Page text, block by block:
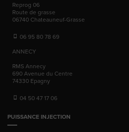
Reprog 06
Route de grasse
06740 Chateauneuf-Grasse
06 95 80 78 69
ANNECY
RMS Annecy
690 Avenue du Centre
74330 Epagny
04 50 47 17 06
PUISSANCE INJECTION